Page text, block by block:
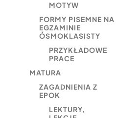
MOTYW
FORMY PISEMNE NA
EGZAMINIE
ÓSMOKLASISTY
PRZYKŁADOWE
PRACE
MATURA
ZAGADNIENIA Z
EPOK
LEKTURY,